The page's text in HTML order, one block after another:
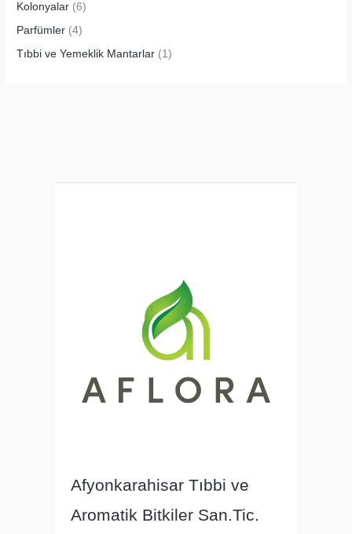
Kolonyalar (6)
Parfümler (4)
Tıbbi ve Yemeklik Mantarlar (1)
Afyonkarahisar Tıbbi ve
Aromatik Bitkiler San.Tic.